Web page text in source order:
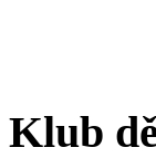
Klub